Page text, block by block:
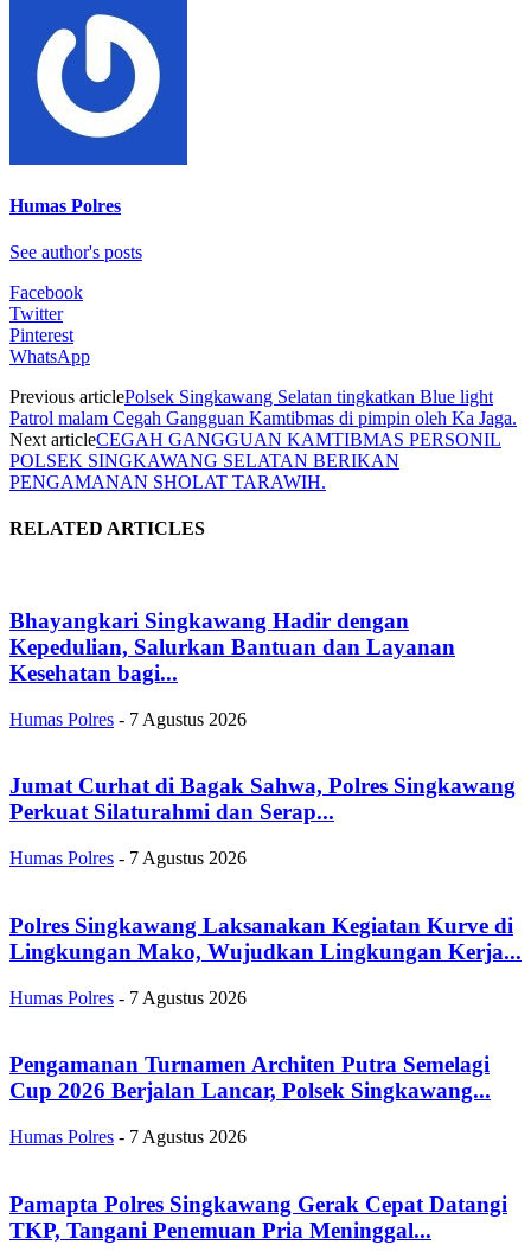
Humas Polres
See author's posts
Facebook
Twitter
Pinterest
WhatsApp
Previous articlePolsek Singkawang Selatan tingkatkan Blue light
Patrol malam Cegah Gangguan Kamtibmas di pimpin oleh Ka Jaga.
Next articleCEGAH GANGGUAN KAMTIBMAS PERSONIL
POLSEK SINGKAWANG SELATAN BERIKAN
PENGAMANAN SHOLAT TARAWIH.
RELATED ARTICLES
Bhayangkari Singkawang Hadir dengan
Kepedulian, Salurkan Bantuan dan Layanan
Kesehatan bagi...
Humas Polres - 7 Agustus 2026
Jumat Curhat di Bagak Sahwa, Polres Singkawang
Perkuat Silaturahmi dan Serap...
Humas Polres - 7 Agustus 2026
Polres Singkawang Laksanakan Kegiatan Kurve di
Lingkungan Mako, Wujudkan Lingkungan Kerja...
Humas Polres - 7 Agustus 2026
Pengamanan Turnamen Architen Putra Semelagi
Cup 2026 Berjalan Lancar, Polsek Singkawang...
Humas Polres - 7 Agustus 2026
Pamapta Polres Singkawang Gerak Cepat Datangi
TKP, Tangani Penemuan Pria Meninggal...